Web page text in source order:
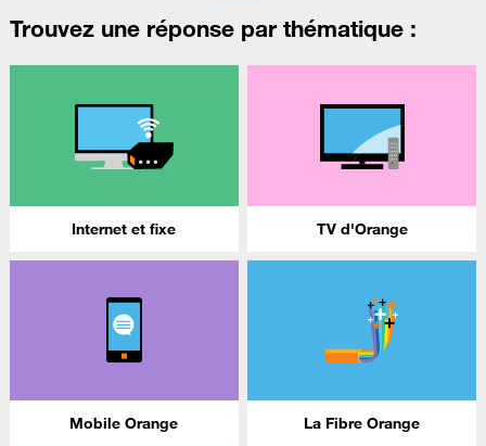
Trouvez une réponse par thématique :
Internet et fixe TV d'Orange
Mobile Orange La Fibre Orange